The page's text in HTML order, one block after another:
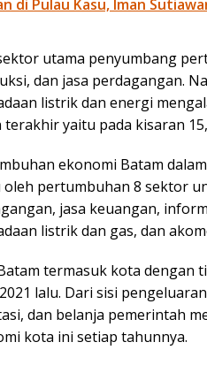
di Pulau Kasu, Iman
utama penyumbang
dan jasa perdagangan.
listrik dan energi
yaitu pada kisaran
ekonomi Batam
oleh pertumbuhan 8 sektor
jasa keuangan,
listrik dan gas, dan
termasuk kota dengan
lalu. Dari sisi
dan belanja pemerintah
kota ini setiap tahunnya.